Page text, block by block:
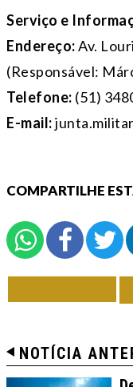
Serviço e
Endereço:Av.
(Responsável:
Telefone: (51)
E-mail:
COMPARTILHE
NOTÍCIA